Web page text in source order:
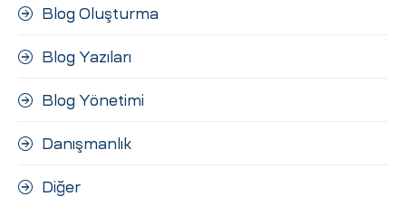
Blog Oluşturma
Blog Yazıları
Blog Yönetimi
Danışmanlık
Diğer